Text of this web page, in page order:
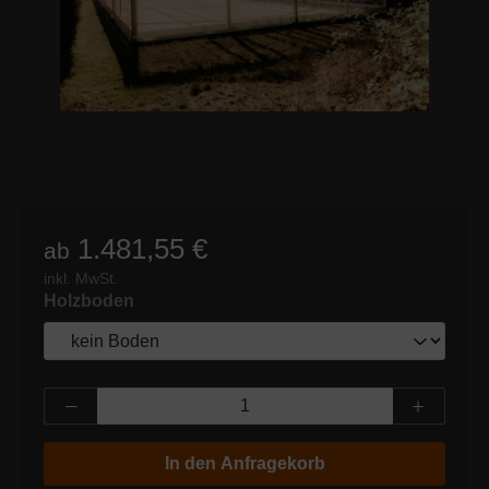
ab 1.481,55 €
inkl. MwSt.
Holzboden
Produkt Anzahl: Gib den gewünschten
In den Anfragekorb